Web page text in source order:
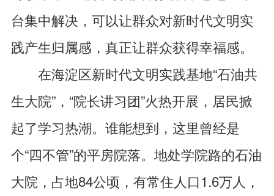
台集中解决，可以让群众对新时代文明实
践产生归属感，真正让群众获得幸福感。
在海淀区新时代文明实践基地“石油共
生大院”，“院长讲习团”火热开展，居民掀
起了学习热潮。谁能想到，这里曾经是
个“四不管”的平房院落。地处学院路的石油
大院，占地84公顷，有常住人口1.6万人，